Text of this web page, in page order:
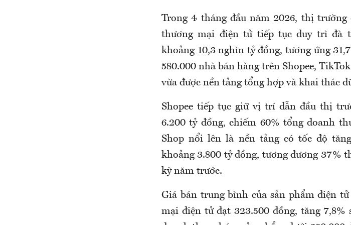
Trong 4 tháng đầu năm 2026, thị
thương mại điện tử tiếp tục duy trì đà
khoảng 10,3 nghìn tỷ đồng, tương ứng
580.000 nhà bán hàng trên Shopee,
vừa được nền tảng tổng hợp và khai thác
Shopee tiếp tục giữ vị trí dẫn đầu thị
6.200 tỷ đồng, chiếm 60% tổng doanh
Shop nổi lên là nền tảng có tốc độ
khoảng 3.800 tỷ đồng, tương đương 37%
kỳ năm trước.
Giá bán trung bình của sản phẩm điện
mại điện tử đạt 323.500 đồng, tăng